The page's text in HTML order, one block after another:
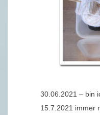
30.06.2021 – bin
15.7.2021 immer